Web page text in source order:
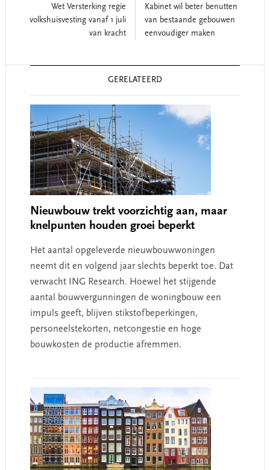
Wet Versterking regie
volkshuisvesting vanaf 1 juli
van kracht
Kabinet wil beter benutten
van bestaande gebouwen
eenvoudiger maken
GERELATEERD
Nieuwbouw trekt voorzichtig aan, maar
knelpunten houden groei beperkt
Het aantal opgeleverde nieuwbouwwoningen
neemt dit en volgend jaar slechts beperkt toe. Dat
verwacht ING Research. Hoewel het stijgende
aantal bouwvergunningen de woningbouw een
impuls geeft, blijven stikstofbeperkingen,
personeelstekorten, netcongestie en hoge
bouwkosten de productie afremmen.